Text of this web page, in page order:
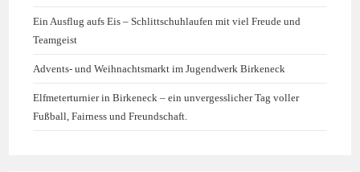
Ein Ausflug aufs Eis – Schlittschuhlaufen mit viel Freude und
Teamgeist
Advents- und Weihnachtsmarkt im Jugendwerk Birkeneck
Elfmeterturnier in Birkeneck – ein unvergesslicher Tag voller
Fußball, Fairness und Freundschaft.